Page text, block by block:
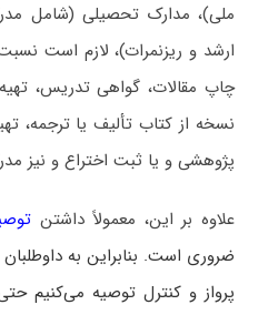
ملی)، مدارک تحصیلی (شامل
ارشد و ریزنمرات)، لازم است
چاپ مقالات، گواهی تدریس،
نسخه از کتاب تألیف یا ترجمه،
پژوهشی و یا ثبت اختراع و نیز
علاوه بر این، معمولاً داشتن
ضروری است. بنابراین به
پرواز و کنترل توصیه می‌کنیم